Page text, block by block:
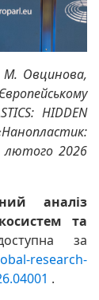
М. Овцинова,
HIDDEN
лютого 2026
аналіз
та
за
research-
.